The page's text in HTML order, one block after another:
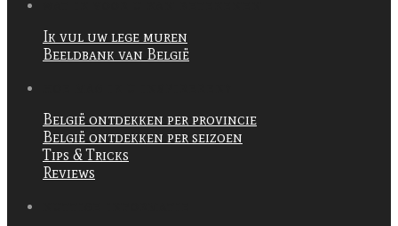
Ik vul uw lege muren
Beeldbank van België
België ontdekken per provincie
België ontdekken per seizoen
Tips & Tricks
Reviews